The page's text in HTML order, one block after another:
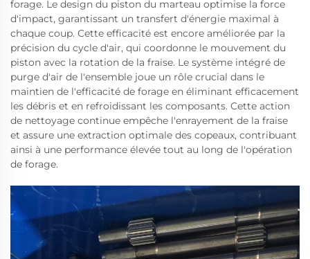
forage. Le design du piston du marteau optimise la force
d'impact, garantissant un transfert d'énergie maximal à
chaque coup. Cette efficacité est encore améliorée par la
précision du cycle d'air, qui coordonne le mouvement du
piston avec la rotation de la fraise. Le système intégré de
purge d'air de l'ensemble joue un rôle crucial dans le
maintien de l'efficacité de forage en éliminant efficacement
les débris et en refroidissant les composants. Cette action
de nettoyage continue empêche l'enrayement de la fraise
et assure une extraction optimale des copeaux, contribuant
ainsi à une performance élevée tout au long de l'opération
de forage.